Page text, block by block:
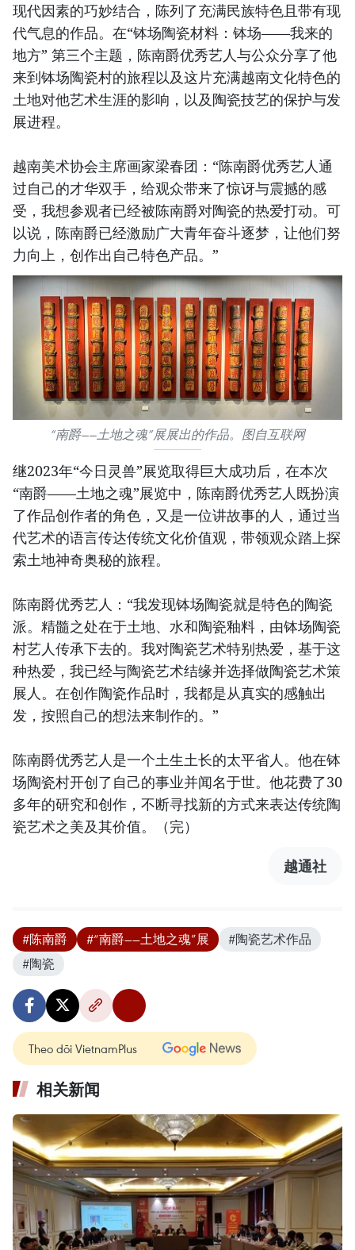
现代因素的巧妙结合，陈列了充满民族特色且带有现
代气息的作品。在“钵场陶瓷材料：钵场——我来的
地方” 第三个主题，陈南爵优秀艺人与公众分享了他
来到钵场陶瓷村的旅程以及这片充满越南文化特色的
土地对他艺术生涯的影响，以及陶瓷技艺的保护与发
展进程。
越南美术协会主席画家梁春团：“陈南爵优秀艺人通
过自己的才华双手，给观众带来了惊讶与震撼的感
受，我想参观者已经被陈南爵对陶瓷的热爱打动。可
以说，陈南爵已经激励广大青年奋斗逐梦，让他们努
力向上，创作出自己特色产品。”
“南爵——土地之魂”展展出的作品。图自互联网
继2023年“今日灵兽”展览取得巨大成功后，在本次
“南爵——土地之魂”展览中，陈南爵优秀艺人既扮演
了作品创作者的角色，又是一位讲故事的人，通过当
代艺术的语言传达传统文化价值观，带领观众踏上探
索土地神奇奥秘的旅程。
陈南爵优秀艺人：“我发现钵场陶瓷就是特色的陶瓷
派。精髓之处在于土地、水和陶瓷釉料，由钵场陶瓷
村艺人传承下去的。我对陶瓷艺术特别热爱，基于这
种热爱，我已经与陶瓷艺术结缘并选择做陶瓷艺术策
展人。在创作陶瓷作品时，我都是从真实的感触出
发，按照自己的想法来制作的。”
陈南爵优秀艺人是一个土生土长的太平省人。他在钵
场陶瓷村开创了自己的事业并闻名于世。他花费了30
多年的研究和创作，不断寻找新的方式来表达传统陶
瓷艺术之美及其价值。（完）
越通社
#陈南爵 #“南爵——土地之魂”展
#陶瓷艺术作品
#陶瓷
Theo dõi VietnamPlus
相关新闻